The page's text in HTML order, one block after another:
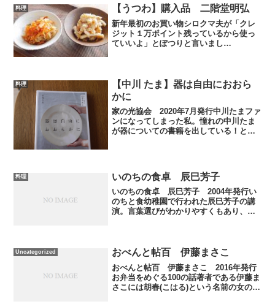
げ物をしていたら、鍋のガラスコーティ
ング部分が焦げてき...
料理 【うつわ】購入品 二階堂明弘
新年最初のお買い物シロクマ夫が「クレ
ジット１万ポイント残っているから使っ
ていいよ」とぽつりと言いまし
Ａさんで現在（2022・1/12...
料理
【中川 たま】器は自由におおら
かに
家の光協会 2020年7月発行中川たまファ
ンになってしまった私。憧れの中川たま
が器についての書籍を出している！と知
から作家の作った器...
料理 いのちの食卓 辰巳芳子
いのちの食卓 辰巳芳子 2004年発行い
のちと食幼稚園で行われた辰巳芳子の講
演。言葉選びがわかりやすくもあり、そ
ることの多かった時期を...
Uncategorized おべんと帖百 伊藤まさこ
おべんと帖百 伊藤まさこ 2016年発行
お弁当をめぐる100の話著者である伊藤ま
さこには胡春(こはる)という名前の女の子